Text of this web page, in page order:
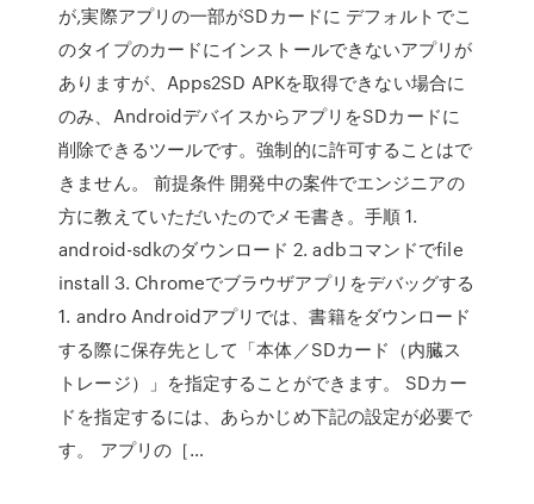
が,実際アプリの一部がSDカードに デフォルトでこ
のタイプのカードにインストールできないアプリが
ありますが、Apps2SD APKを取得できない場合に
のみ、AndroidデバイスからアプリをSDカードに
削除できるツールです。強制的に許可することはで
きません。 前提条件 開発中の案件でエンジニアの
方に教えていただいたのでメモ書き。手順 1.
android-sdkのダウンロード 2. adbコマンドでfile
install 3. Chromeでブラウザアプリをデバッグする
1. andro Androidアプリでは、書籍をダウンロード
する際に保存先として「本体／SDカード（内臓ス
トレージ）」を指定することができます。 SDカー
ドを指定するには、あらかじめ下記の設定が必要で
す。 アプリの［…